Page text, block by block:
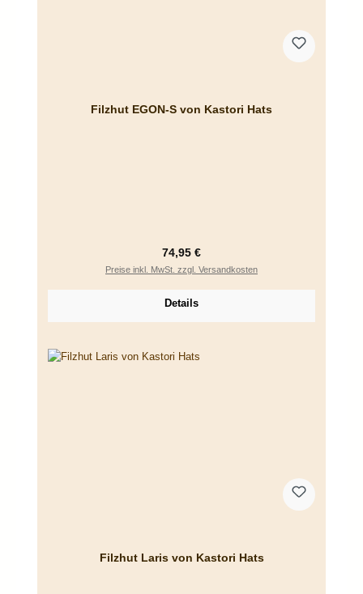
Filzhut EGON-S von Kastori Hats
Regulärer Preis:
74,95 €
Preise inkl. MwSt. zzgl. Versandkosten
Details
Filzhut Laris von Kastori Hats